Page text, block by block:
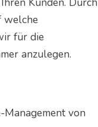
welche
für die
anzulegen.
Management von